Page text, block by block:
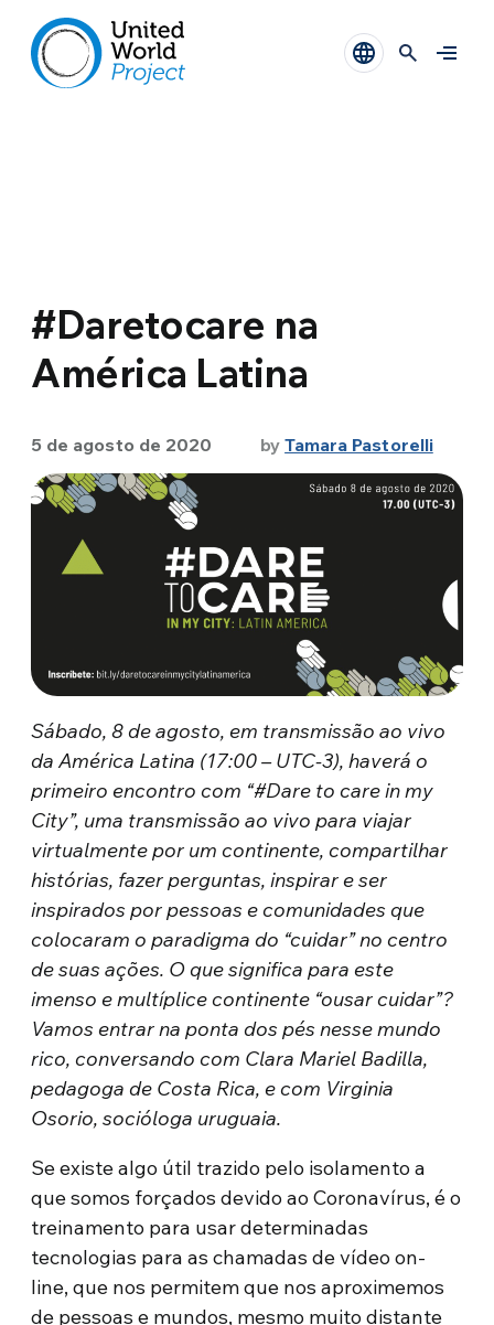
#Daretocare na
América Latina
5 de agosto de 2020 byTamara Pastorelli
Sábado, 8 de agosto, em transmissão ao vivo
da América Latina (17:00 – UTC-3), haverá o
primeiro encontro com “#Dare to care in my
City”, uma transmissão ao vivo para viajar
virtualmente por um continente, compartilhar
histórias, fazer perguntas, inspirar e ser
inspirados por pessoas e comunidades que
colocaram o paradigma do “cuidar” no centro
de suas ações. O que significa para este
imenso e multíplice continente “ousar cuidar”?
Vamos entrar na ponta dos pés nesse mundo
rico, conversando com Clara Mariel Badilla,
pedagoga de Costa Rica, e com Virginia
Osorio, socióloga uruguaia.
Se existe algo útil trazido pelo isolamento a
que somos forçados devido ao Coronavírus, é o
treinamento para usar determinadas
tecnologias para as chamadas de vídeo on-
line, que nos permitem que nos aproximemos
de pessoas e mundos, mesmo muito distante